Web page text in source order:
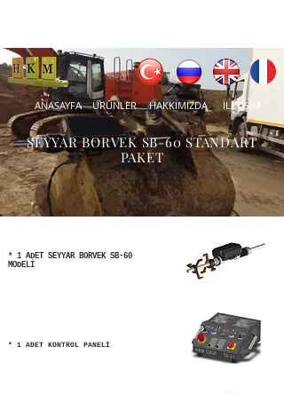
ANASAYFA ÜRÜNLER HAKKIMIZDA İLETİŞİM
SEYYAR BORVEK SB-60 STANDART
PAKET
* 1 ADET SEYYAR BORVEK SB-60
MODELİ
* 1 ADET KONTROL PANELİ